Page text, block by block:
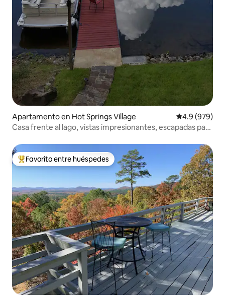
Apartamento en Hot Springs Village Calificación
4.9 (979)
Casa frente al lago, vistas impresionantes, escapadas para
Favorito entre huéspedes preferido
Favorito entre huéspedes